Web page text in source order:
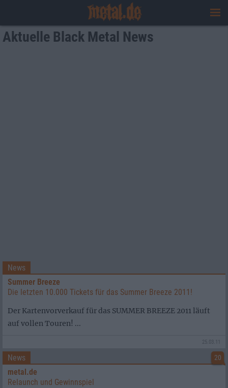
Aktuelle Black Metal News
News
Summer Breeze
Die letzten 10.000 Tickets für das Summer Breeze 2011!
Der Kartenvorverkauf für das SUMMER BREEZE 2011 läuft
auf vollen Touren! ...
25.03.11
News
metal.de
Relaunch und Gewinnspiel
20